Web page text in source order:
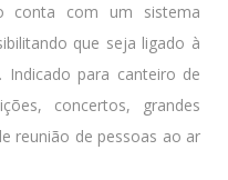
conta com um sistema
que seja ligado à
para canteiro de
concertos, grandes
reunião de pessoas ao ar